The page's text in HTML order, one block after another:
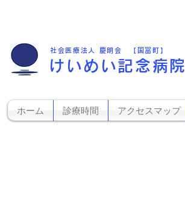
社会医療法人 慶明会 【国富町】
けいめい記念病院
ホーム 診療時間 アクセスマップ